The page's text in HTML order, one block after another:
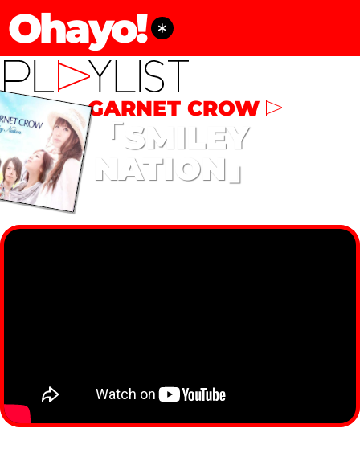
Ohayo!
GARNET CROW
「SMILEY
NATION」